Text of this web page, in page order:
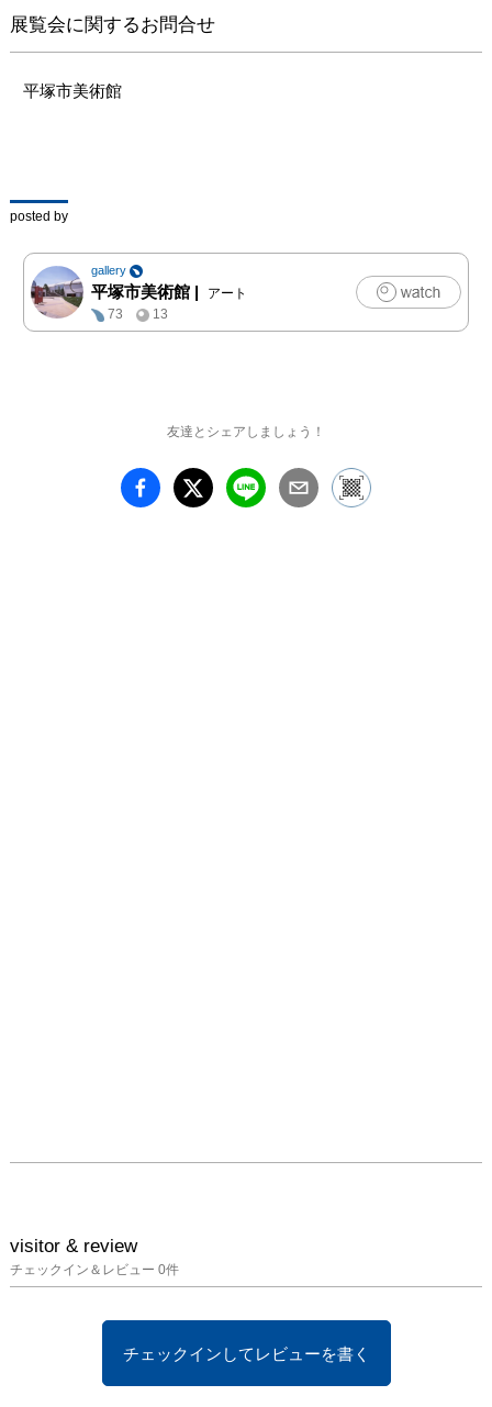
につれ、文化とはなに
か、また人間が生きると
改めて考えさせられま
日常に思いをはせて、
1.STAY HOME（家のあ
るイメージ）　2. 日常の
風景　3. 国内外の風景の
3 章によって、保田春彦
の彫刻や勝呂忠、川口紀
が感じられる作品、さら
な家族の笑顔と団らんの
生活のほか、カフェにつ
展覧会に関するお問合せ
平塚市美術館
posted by
gallery
平塚市美術館 |
アート
73
13
友達とシェアしましょう！
visitor & review
チェックイン＆レビュー 0件
チェックインしてレビューを書く